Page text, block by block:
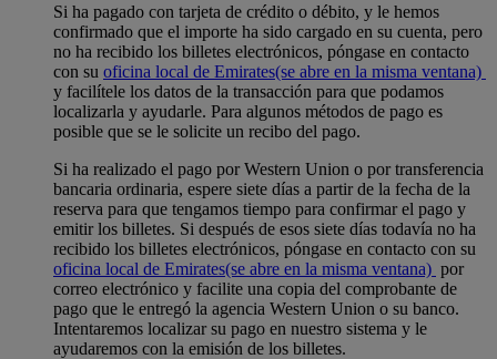
Si ha pagado con tarjeta de crédito o débito, y le hemos
confirmado que el importe ha sido cargado en su cuenta, pero
no ha recibido los billetes electrónicos, póngase en contacto
con su oficina local de Emirates(se abre en la misma ventana)
y facilítele los datos de la transacción para que podamos
localizarla y ayudarle. Para algunos métodos de pago es
posible que se le solicite un recibo del pago.
Si ha realizado el pago por Western Union o por transferencia
bancaria ordinaria, espere siete días a partir de la fecha de la
reserva para que tengamos tiempo para confirmar el pago y
emitir los billetes. Si después de esos siete días todavía no ha
recibido los billetes electrónicos, póngase en contacto con su
oficina local de Emirates(se abre en la misma ventana) por
correo electrónico y facilite una copia del comprobante de
pago que le entregó la agencia Western Union o su banco.
Intentaremos localizar su pago en nuestro sistema y le
ayudaremos con la emisión de los billetes.